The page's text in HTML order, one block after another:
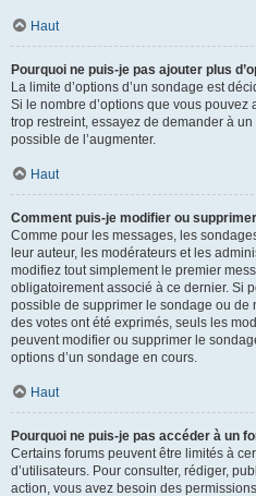
Haut
Pourquoi ne puis-je pas ajouter plus
La limite d’options d’un sondage est
Si le nombre d’options que vous
trop restreint, essayez de demander à
possible de l’augmenter.
Haut
Comment puis-je modifier ou
Comme pour les messages, les
leur auteur, les modérateurs et les
modifiez tout simplement le premier
obligatoirement associé à ce dernier. Si
possible de supprimer le sondage ou de
des votes ont été exprimés, seuls les
peuvent modifier ou supprimer le
options d’un sondage en cours.
Haut
Pourquoi ne puis-je pas accéder à un
Certains forums peuvent être limités à
d’utilisateurs. Pour consulter, rédiger,
action, vous avez besoin des